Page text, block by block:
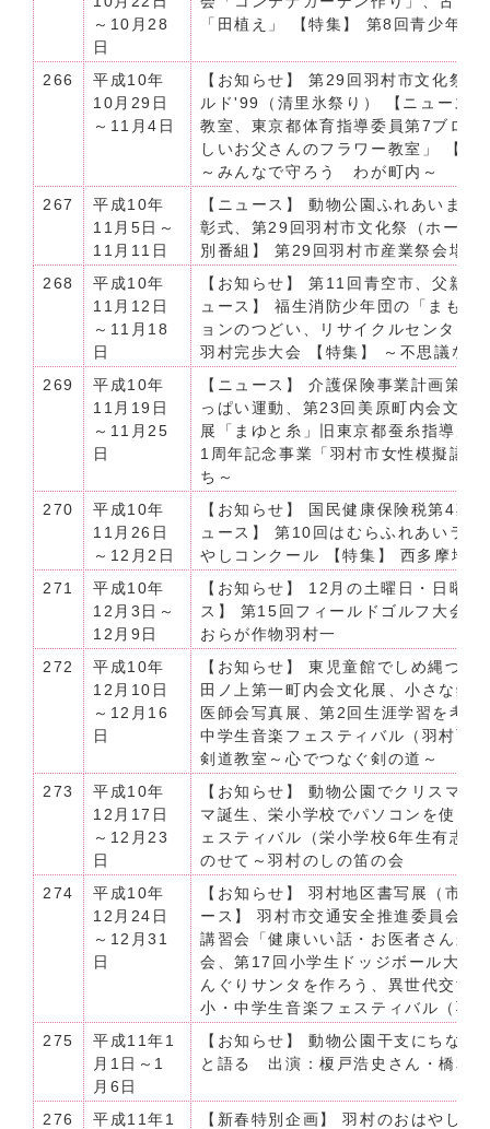
～10月28
日
「田植え」 【特集】 第8回青少年
266
平成10年
10月29日
～11月4日
【お知らせ】 第29回羽村市文化祭
ルド'99（清里氷祭り） 【ニュース
教室、東京都体育指導委員第7ブロ
しいお父さんのフラワー教室」 【
～みんなで守ろう わが町内～
267
平成10年
11月5日～
11月11日
【ニュース】 動物公園ふれあいま
彰式、第29回羽村市文化祭（ホール
別番組】 第29回羽村市産業祭会場か
268
平成10年
11月12日
～11月18
日
【お知らせ】 第11回青空市、父親
ュース】 福生消防少年団の「まもる
ョンのつどい、リサイクルセンター
羽村完歩大会 【特集】 ～不思議な
269
平成10年
11月19日
～11月25
日
【ニュース】 介護保険事業計画策
っぱい運動、第23回美原町内会文化
展「まゆと糸」旧東京都蚕糸指導所
1周年記念事業「羽村市女性模擬議
ち～
270
平成10年
11月26日
～12月2日
【お知らせ】 国民健康保険税第4期
ュース】 第10回はむらふれあいラ
やしコンクール 【特集】 西多摩地
271
平成10年
12月3日～
12月9日
【お知らせ】 12月の土曜日・日曜
ス】 第15回フィールドゴルフ大会
おらが作物羽村一
272
平成10年
12月10日
～12月16
日
【お知らせ】 東児童館でしめ縄づ
田ノ上第一町内会文化展、小さな鑑
医師会写真展、第2回生涯学習を考
中学生音楽フェスティバル（羽村西
剣道教室～心でつなぐ剣の道～
273
平成10年
12月17日
～12月23
日
【お知らせ】 動物公園でクリスマ
マ誕生、栄小学校でパソコンを使っ
ェスティバル（栄小学校6年生有志
のせて～羽村のしの笛の会
274
平成10年
12月24日
～12月31
日
【お知らせ】 羽村地区書写展（市
ース】 羽村市交通安全推進委員会交
講習会「健康いい話・お医者さんか
会、第17回小学生ドッジボール大会
んぐりサンタを作ろう、異世代交流
小・中学生音楽フェスティバル（羽
275
平成11年1
月1日～1
月6日
【お知らせ】 動物公園干支にちな
と語る 出演：榎戸浩史さん・橋本
276
平成11年1
【新春特別企画】 羽村のおはやし